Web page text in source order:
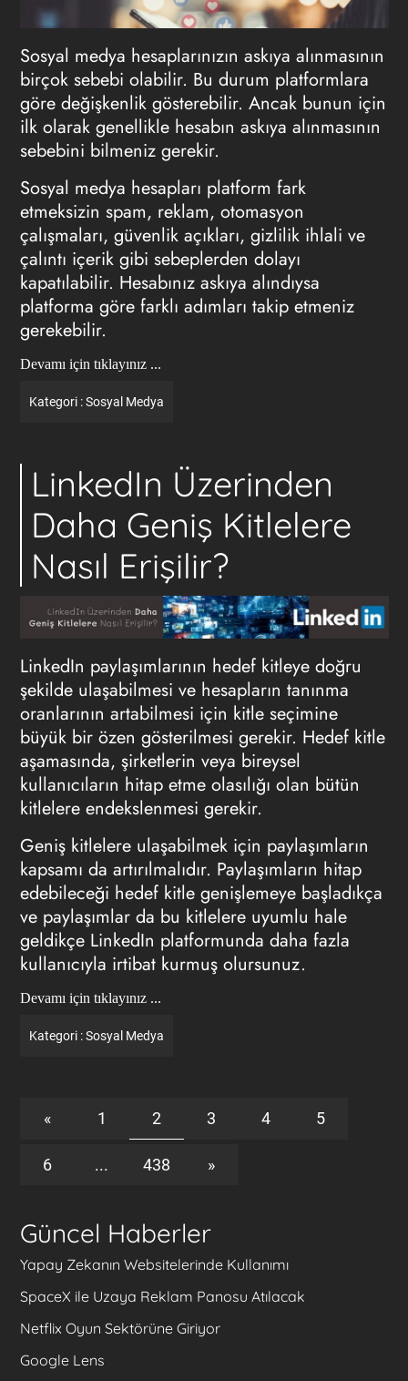
Sosyal medya hesaplarınızın askıya alınmasının
birçok sebebi olabilir. Bu durum platformlara
göre değişkenlik gösterebilir. Ancak bunun için
ilk olarak genellikle hesabın askıya alınmasının
sebebini bilmeniz gerekir.
Sosyal medya hesapları platform fark
etmeksizin spam, reklam, otomasyon
çalışmaları, güvenlik açıkları, gizlilik ihlali ve
çalıntı içerik gibi sebeplerden dolayı
kapatılabilir. Hesabınız askıya alındıysa
platforma göre farklı adımları takip etmeniz
gerekebilir.
Devamı için tıklayınız ...
Kategori :Sosyal Medya
LinkedIn Üzerinden
Daha Geniş Kitlelere
Nasıl Erişilir?
LinkedIn paylaşımlarının hedef kitleye doğru
şekilde ulaşabilmesi ve hesapların tanınma
oranlarının artabilmesi için kitle seçimine
büyük bir özen gösterilmesi gerekir. Hedef kitle
aşamasında, şirketlerin veya bireysel
kullanıcıların hitap etme olasılığı olan bütün
kitlelere endekslenmesi gerekir.
Geniş kitlelere ulaşabilmek için paylaşımların
kapsamı da artırılmalıdır. Paylaşımların hitap
edebileceği hedef kitle genişlemeye başladıkça
ve paylaşımlar da bu kitlelere uyumlu hale
geldikçe LinkedIn platformunda daha fazla
kullanıcıyla irtibat kurmuş olursunuz.
Devamı için tıklayınız ...
Kategori :Sosyal Medya
« 1 2 3 4 5
6 ... 438 »
Güncel Haberler
Yapay Zekanın Websitelerinde Kullanımı
SpaceX ile Uzaya Reklam Panosu Atılacak
Netflix Oyun Sektörüne Giriyor
Google Lens